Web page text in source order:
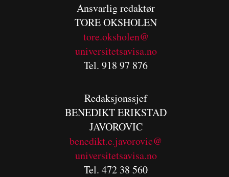
Ansvarlig redaktør
TORE OKSHOLEN
tore.oksholen@
universitetsavisa.no
Tel. 918 97 876
Redaksjonssjef
BENEDIKTERIKSTAD
JAVOROVIC
benedikt.e.javorovic@
universitetsavisa.no
Tel. 472 38 560